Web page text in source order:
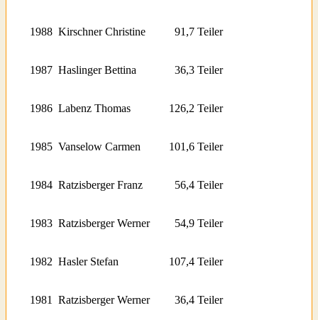
1988 Kirschner Christine 91,7 Teiler
1987 Haslinger Bettina 36,3 Teiler
1986 Labenz Thomas 126,2 Teiler
1985 Vanselow Carmen 101,6 Teiler
1984 Ratzisberger Franz 56,4 Teiler
1983 Ratzisberger Werner 54,9 Teiler
1982 Hasler Stefan 107,4 Teiler
1981 Ratzisberger Werner 36,4 Teiler